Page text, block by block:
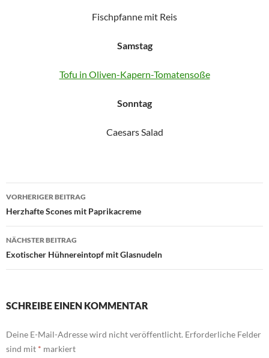
Fischpfanne mit Reis
Samstag
Tofu in Oliven-Kapern-Tomatensoße
Sonntag
Caesars Salad
Beitragsnavigation
VORHERIGER BEITRAG
Herzhafte Scones mit Paprikacreme
NÄCHSTER BEITRAG
Exotischer Hühnereintopf mit Glasnudeln
SCHREIBE EINEN KOMMENTAR
Deine E-Mail-Adresse wird nicht veröffentlicht. Erforderliche Felder
sind mit * markiert